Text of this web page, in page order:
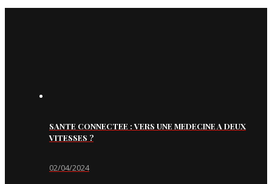
SANTE CONNECTEE : VERS UNE MEDECINE A DEUX
VITESSES ?
02/04/2024